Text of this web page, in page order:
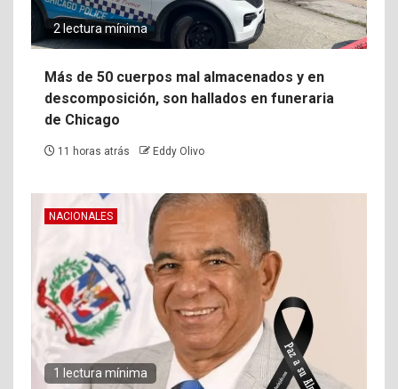
2 lectura mínima
Más de 50 cuerpos mal almacenados y en
descomposición, son hallados en funeraria
de Chicago
11 horas atrás Eddy Olivo
NACIONALES
1 lectura mínima